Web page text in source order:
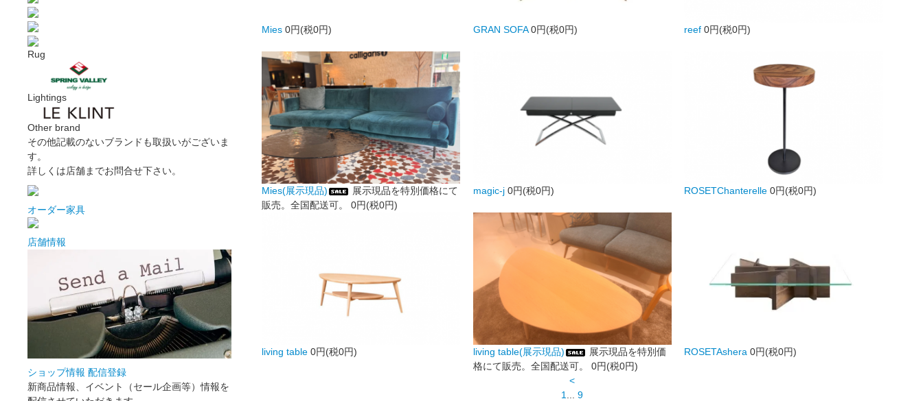
Mies 0円(税0円) GRAN SOFA 0円(税0円) reef 0円(税0円)
Mies(展示現品)
展示現品を特別価格にて
販売。全国配送可。 0円(税0円)
magic-j 0円(税0円) ROSETChanterelle 0円(税0円)
living table 0円(税0円) living table(展示現品)
展示現品を特別価
格にて販売。全国配送可。 0円(税0円)
ROSETAshera 0円(税0円)
<
1... 9
Rug
Lightings
Other brand
その他記載のないブランドも取扱いがございま
す。
詳しくは店舗までお問合せ下さい。
オーダー家具
店舗情報
ショップ情報 配信登録
新商品情報、イベント（セール企画等）情報を